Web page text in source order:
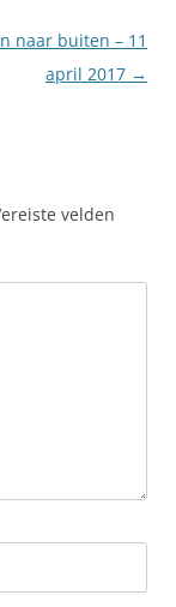
naar buiten – 11
april 2017 →
velden